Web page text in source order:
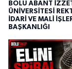
BOLU ABANT
ÜNİVERSİTESİ
İDARİ VE MALİ
BAŞKANLIĞI